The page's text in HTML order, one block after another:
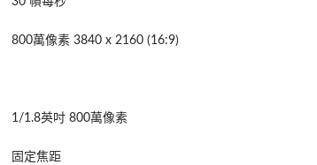
800萬像素 3840 x 2160 (16:9)
1/1.8英吋 800萬像素
固定焦距